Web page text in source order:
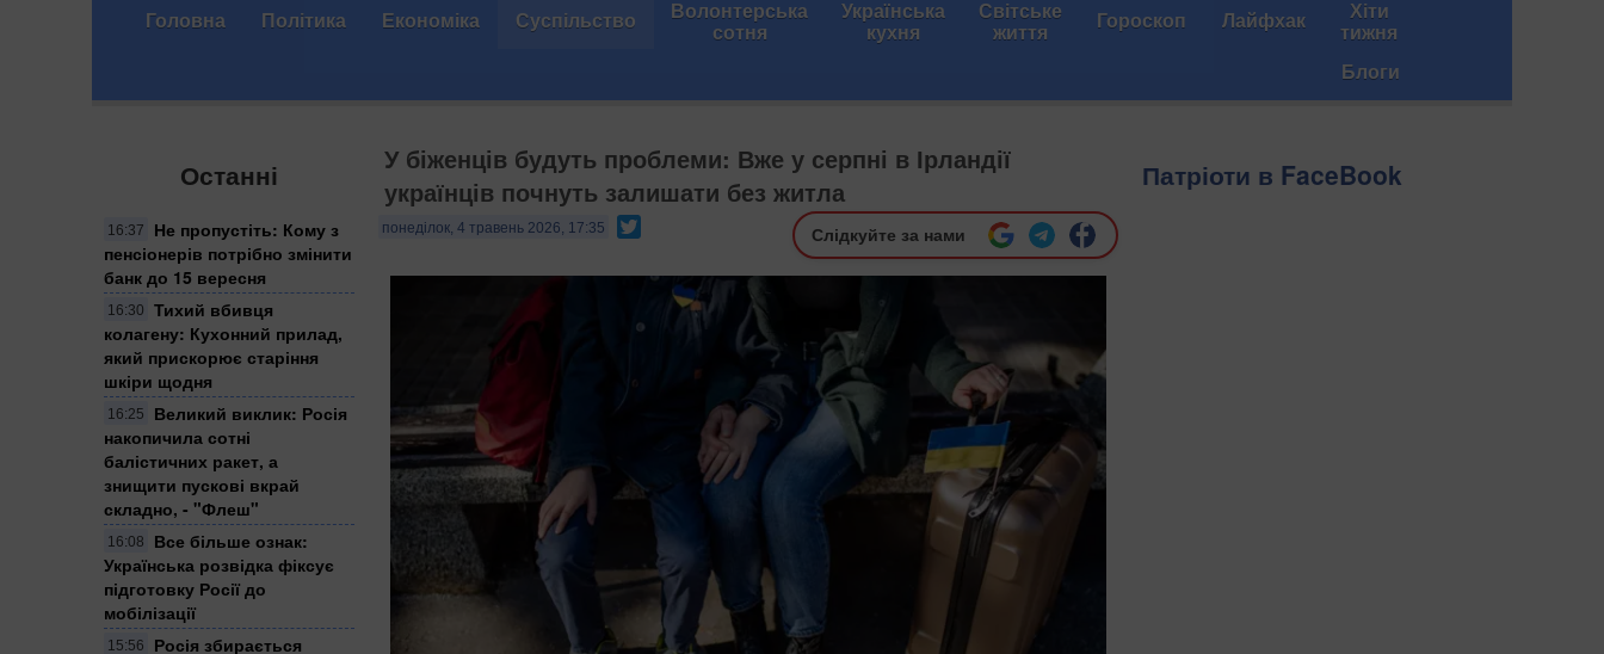
Головна Політика Економіка Суспільство Волонтерська
сотня
Українська
кухня
Світське
життя Гороскоп Лайфхак Хіти
тижня
Блоги
Останні
16:37
Не пропустіть: Кому з
пенсіонерів потрібно змінити
банк до 15 вересня
16:30
Тихий вбивця
колагену: Кухонний прилад,
який прискорює старіння
шкіри щодня
16:25
Великий виклик: Росія
накопичила сотні
балістичних ракет, а
знищити пускові вкрай
складно, - "Флеш"
16:08
Все більше ознак:
Українська розвідка фіксує
підготовку Росії до
мобілізації
15:56
Росія збирається
У біженців будуть проблеми: Вже у серпні в Ірландії
українців почнуть залишати без житла
понеділок, 4 травень 2026, 17:35 Слідкуйте за нами
Патріоти в FaceBook